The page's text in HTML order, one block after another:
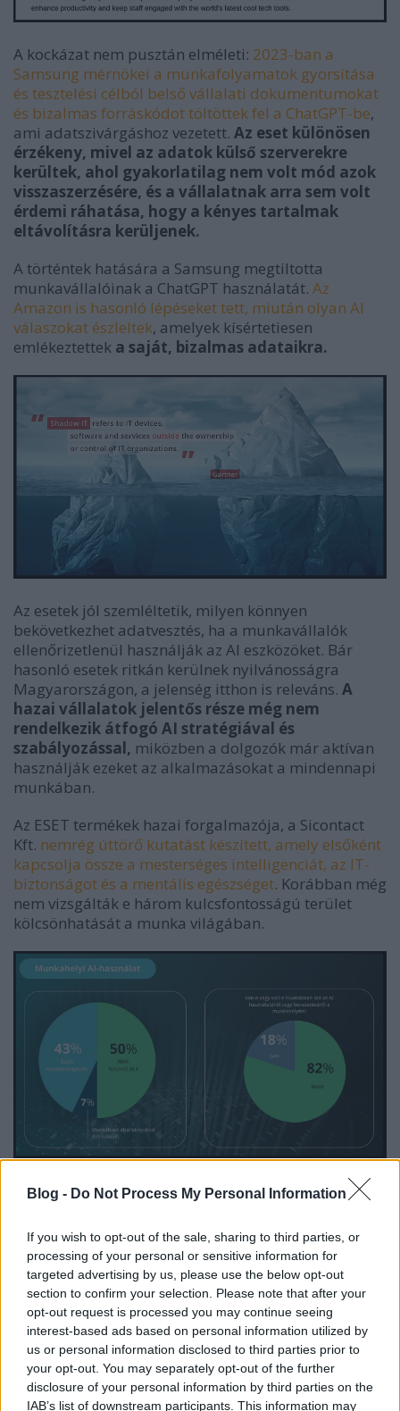
Blog - Do Not Process My Personal Information
If you wish to opt-out of the sale, sharing to third parties, or
processing of your personal or sensitive information for
targeted advertising by us, please use the below opt-out
section to confirm your selection. Please note that after your
opt-out request is processed you may continue seeing
interest-based ads based on personal information utilized by
us or personal information disclosed to third parties prior to
your opt-out. You may separately opt-out of the further
disclosure of your personal information by third parties on the
IAB’s list of downstream participants. This information may
A kockázat nem pusztán elméleti: 2023-ban a
Samsung mérnökei a munkafolyamatok gyorsítása
és tesztelési célból belső vállalati dokumentumokat
és bizalmas forráskódot töltöttek fel a ChatGPT-be,
ami adatszivárgáshoz vezetett. Az eset különösen
érzékeny, mivel az adatok külső szerverekre
kerültek, ahol gyakorlatilag nem volt mód azok
visszaszerzésére, és a vállalatnak arra sem volt
érdemi ráhatása, hogy a kényes tartalmak
eltávolításra kerüljenek.
A történtek hatására a Samsung megtiltotta
munkavállalóinak a ChatGPT használatát. Az
Amazon is hasonló lépéseket tett, miután olyan AI
válaszokat észleltek, amelyek kísértetiesen
emlékeztettek a saját, bizalmas adataikra.
Az esetek jól szemléltetik, milyen könnyen
bekövetkezhet adatvesztés, ha a munkavállalók
ellenőrizetlenül használják az AI eszközöket. Bár
hasonló esetek ritkán kerülnek nyilvánosságra
Magyarországon, a jelenség itthon is releváns. A
hazai vállalatok jelentős része még nem
rendelkezik átfogó AI stratégiával és
szabályozással, miközben a dolgozók már aktívan
használják ezeket az alkalmazásokat a mindennapi
munkában.
Az ESET termékek hazai forgalmazója, a Sicontact
Kft. nemrég úttörő kutatást készített, amely elsőként
kapcsolja össze a mesterséges intelligenciát, az IT-
biztonságot és a mentális egészséget. Korábban még
nem vizsgálták e három kulcsfontosságú terület
kölcsönhatását a munka világában.
A felmérés eredményeit összefoglaló "MI a baj?
mentális egészség" című iparági riportis
megerősíti, hogy a shadow AI jelenség gyorsan
terjed: a vállalatok jelentős része nincs felkészülve a
munkavállalók által önállóan bevezetett
mesterséges intelligencia-eszközök kezelésére.
A kutatás szerint a válaszadók 75%-a úgy véli,
túl könnyelműen osztunk meg adatokat az AI-
val, 63%-uk pedig úgy gondolja, hogy az
emberek túlságosan megbíznak az AI